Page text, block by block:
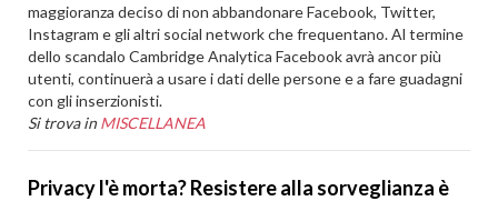
maggioranza deciso di non abbandonare Facebook, Twitter,
Instagram e gli altri social network che frequentano. Al termine
dello scandalo Cambridge Analytica Facebook avrà ancor più
utenti, continuerà a usare i dati delle persone e a fare guadagni
con gli inserzionisti.
Si trova in MISCELLANEA
Privacy l'è morta? Resistere alla sorveglianza è